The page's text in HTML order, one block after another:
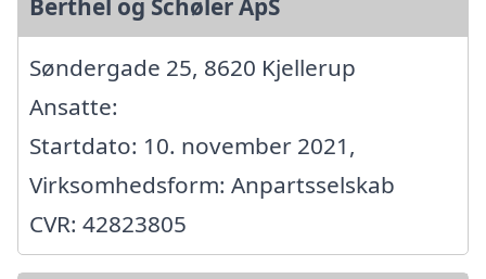
Berthel og Schøler ApS
Søndergade 25, 8620 Kjellerup
Ansatte:
Startdato: 10. november 2021,
Virksomhedsform: Anpartsselskab
CVR: 42823805